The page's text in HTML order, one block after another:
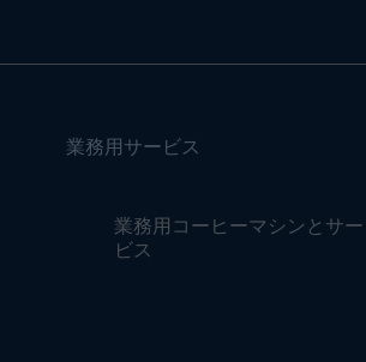
業務用サービス
業務用コーヒーマシンとサー
ビス